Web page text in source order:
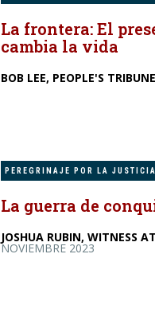
La frontera: El
cambia la vida
BOB LEE, PEOPLE'S TRIBUNE
PEREGRINAJE POR LA JUSTICIA
La guerra de
JOSHUA RUBIN, WITNESS
NOVIEMBRE 2023